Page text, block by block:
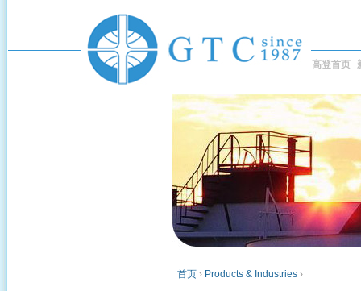
高登首页
首页 › Products & Industries ›